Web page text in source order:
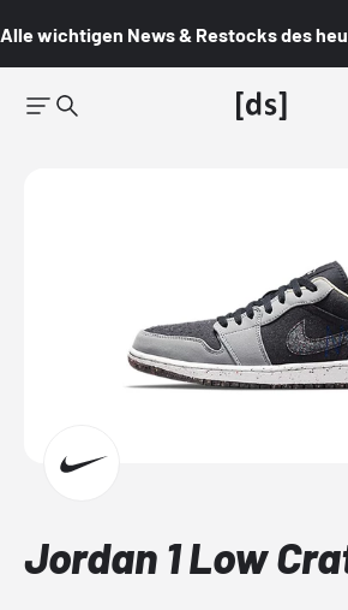
Alle wichtigen News & Restocks des
Jordan 1 Low